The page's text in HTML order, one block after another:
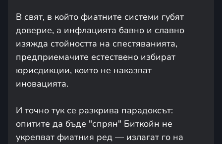
В свят, в който фиатните системи губят
доверие, а инфлацията бавно и славно
изяжда стойността на спестяванията,
предприемачите естествено избират
юрисдикции, които не наказват
иновацията.
И точно тук се разкрива парадоксът:
опитите да бъде "спрян" Биткойн не
укрепват фиатния ред — излагат го на